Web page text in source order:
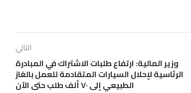
التالي
وزير المالية: ارتفاع طلبات الاشتراك في المبادرة
الرئاسية لإحلال السيارات المتقادمة للعمل بالغاز
الطبيعي إلى ٧٠ ألف طلب حتى الآن